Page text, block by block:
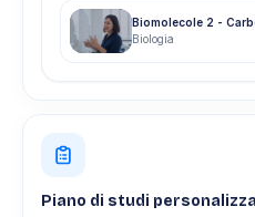
Biomolecole 2 -
Biologia
Piano di studi